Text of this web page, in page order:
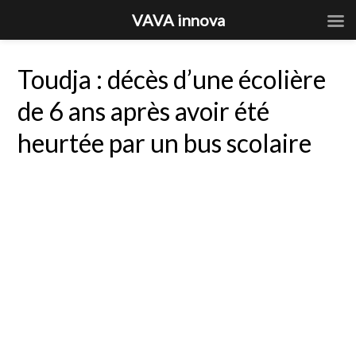
Toudja : décès d’une écolière
de 6 ans après avoir été
heurtée par un bus scolaire
VAVA innova